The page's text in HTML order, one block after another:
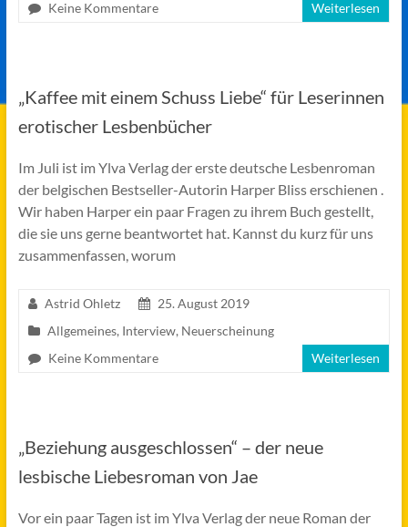
Keine Kommentare Weiterlesen
„Kaffee mit einem Schuss Liebe“ für Leserinnen
erotischer Lesbenbücher
Im Juli ist im Ylva Verlag der erste deutsche Lesbenroman
der belgischen Bestseller-Autorin Harper Bliss erschienen .
Wir haben Harper ein paar Fragen zu ihrem Buch gestellt,
die sie uns gerne beantwortet hat. Kannst du kurz für uns
zusammenfassen, worum
Astrid Ohletz
25. August 2019
Allgemeines, Interview, Neuerscheinung
Keine Kommentare
Weiterlesen
„Beziehung ausgeschlossen“ – der neue
lesbische Liebesroman von Jae
Vor ein paar Tagen ist im Ylva Verlag der neue Roman der